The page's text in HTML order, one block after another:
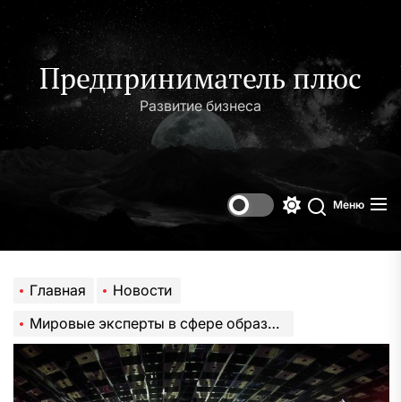
содержимому
Предприниматель плюс
Развитие бизнеса
Поиск
Меню
Главная
Новости
Мировые эксперты в сфере образования приедут в Алматы